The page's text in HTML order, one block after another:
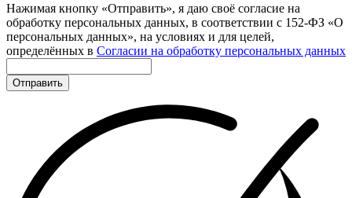
Нажимая кнопку «Отправить», я даю своё согласие на
обработку персональных данных, в соответствии с 152-ФЗ «О
персональных данных», на условиях и для целей,
определённых в Согласии на обработку персональных данных
Отправить